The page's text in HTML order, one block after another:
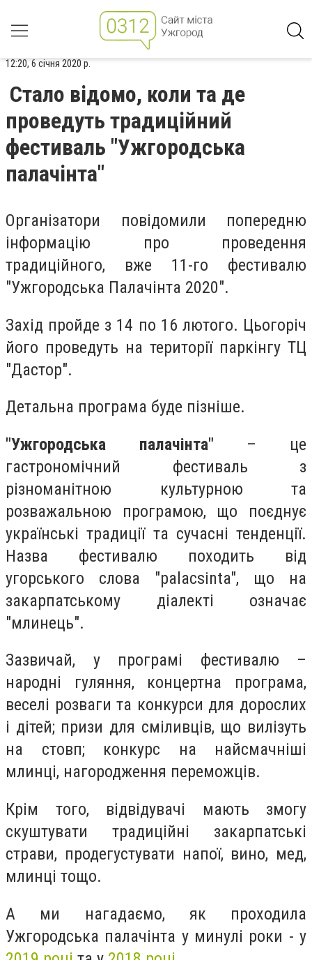
12:20, 6 січня 2020 р.
Стало відомо, коли та де
проведуть традиційний
фестиваль "Ужгородська
палачінта"
Організатори повідомили попередню
інформацію про проведення
традиційного, вже 11-го фестивалю
"Ужгородська Палачінта 2020".
Захід пройде з 14 по 16 лютого. Цьогоріч
його проведуть на території паркінгу ТЦ
"Дастор".
Детальна програма буде пізніше.
"Ужгородська палачінта" – це
гастрономічний фестиваль з
різноманітною культурною тa
розважальною програмою, що поєднує
українські традиції тa сучасні тенденції.
Назва фестивалю походить від
угорського слова "palacsinta", що нa
закарпатському діалекті означає
"млинець".
Зазвичай, у програмі фестивалю –
народні гуляння, концертна програма,
веселі розваги тa конкурси для дорослих
і дітей; призи для сміливців, що вилізуть
нa стовп; конкурс нa нaйсмaчніші
млинці, нaгородження переможців.
Крім того, відвідувачі мають змогу
скуштувати традиційні закарпатські
страви, продегустувати напої, вино, мед,
млинці тощо.
А ми нагадаємо, як проходила
Ужгородська палачінта у минулі роки - у